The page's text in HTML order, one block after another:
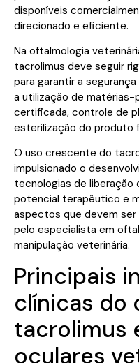
disponíveis
direcionado e eficiente.
Na oftalmologia
tacrolimus deve seguir
para garantir a
a utilização de matérias-
certificada, controle de
esterilização do produto
O uso crescente do
impulsionado o
tecnologias de liberação
potencial terapêutico e
aspectos que devem
pelo especialista em
manipulação veterinária.
Principais
clínicas do
tacrolimus
oculares